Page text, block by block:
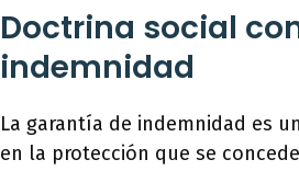
Doctrina social
indemnidad
La garantía de indemnidad es
en la protección que se